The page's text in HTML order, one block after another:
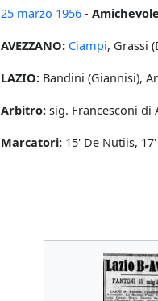
25 marzo 1956 - Amichevole
AVEZZANO: Ciampi, Grassi
LAZIO: Bandini (Giannisi),
Arbitro: sig. Francesconi di
Marcatori: 15' De Nutiis,